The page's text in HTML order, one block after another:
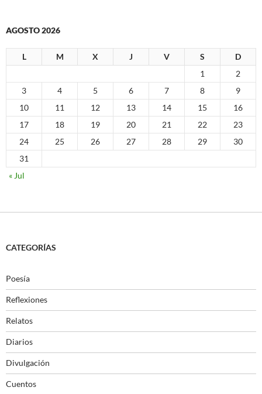
AGOSTO 2026
L M X J V S
D
1
2
3
4 5 6 7 8
9
10
11 12 13 14 15
16
17
18 19 20 21 22
23
24
25 26 27 28 29
30
31
« Jul
CATEGORÍAS
Poesía
Reflexiones
Relatos
Diarios
Divulgación
Cuentos